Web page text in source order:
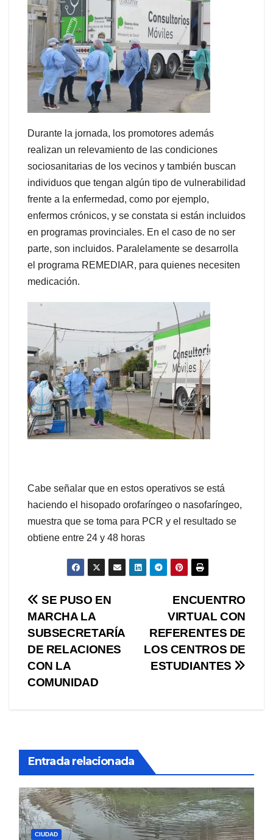
Durante la jornada, los promotores además
realizan un relevamiento de las condiciones
sociosanitarias de los vecinos y también buscan
individuos que tengan algún tipo de vulnerabilidad
frente a la enfermedad, como por ejemplo,
enfermos crónicos, y se constata si están incluidos
en programas provinciales. En el caso de no ser
parte, son incluidos. Paralelamente se desarrolla
el programa REMEDIAR, para quienes necesiten
medicación.
Cabe señalar que en estos operativos se está
haciendo el hisopado orofaríngeo o nasofaríngeo,
muestra que se toma para PCR y el resultado se
obtiene entre 24 y 48 horas
Navegación
de
entradas
ENCUENTRO
VIRTUAL CON
REFERENTES DE
LOS CENTROS DE
ESTUDIANTES
SE PUSO EN
MARCHA LA
SUBSECRETARÍA
DE RELACIONES
CON LA
COMUNIDAD
Entrada relacionada
CIUDAD